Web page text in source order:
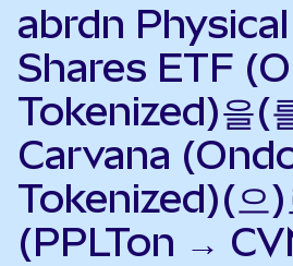
abrdn
Shares ETF
Tokenized)을(
Carvana
Tokenized)(으)
(PPLTon →